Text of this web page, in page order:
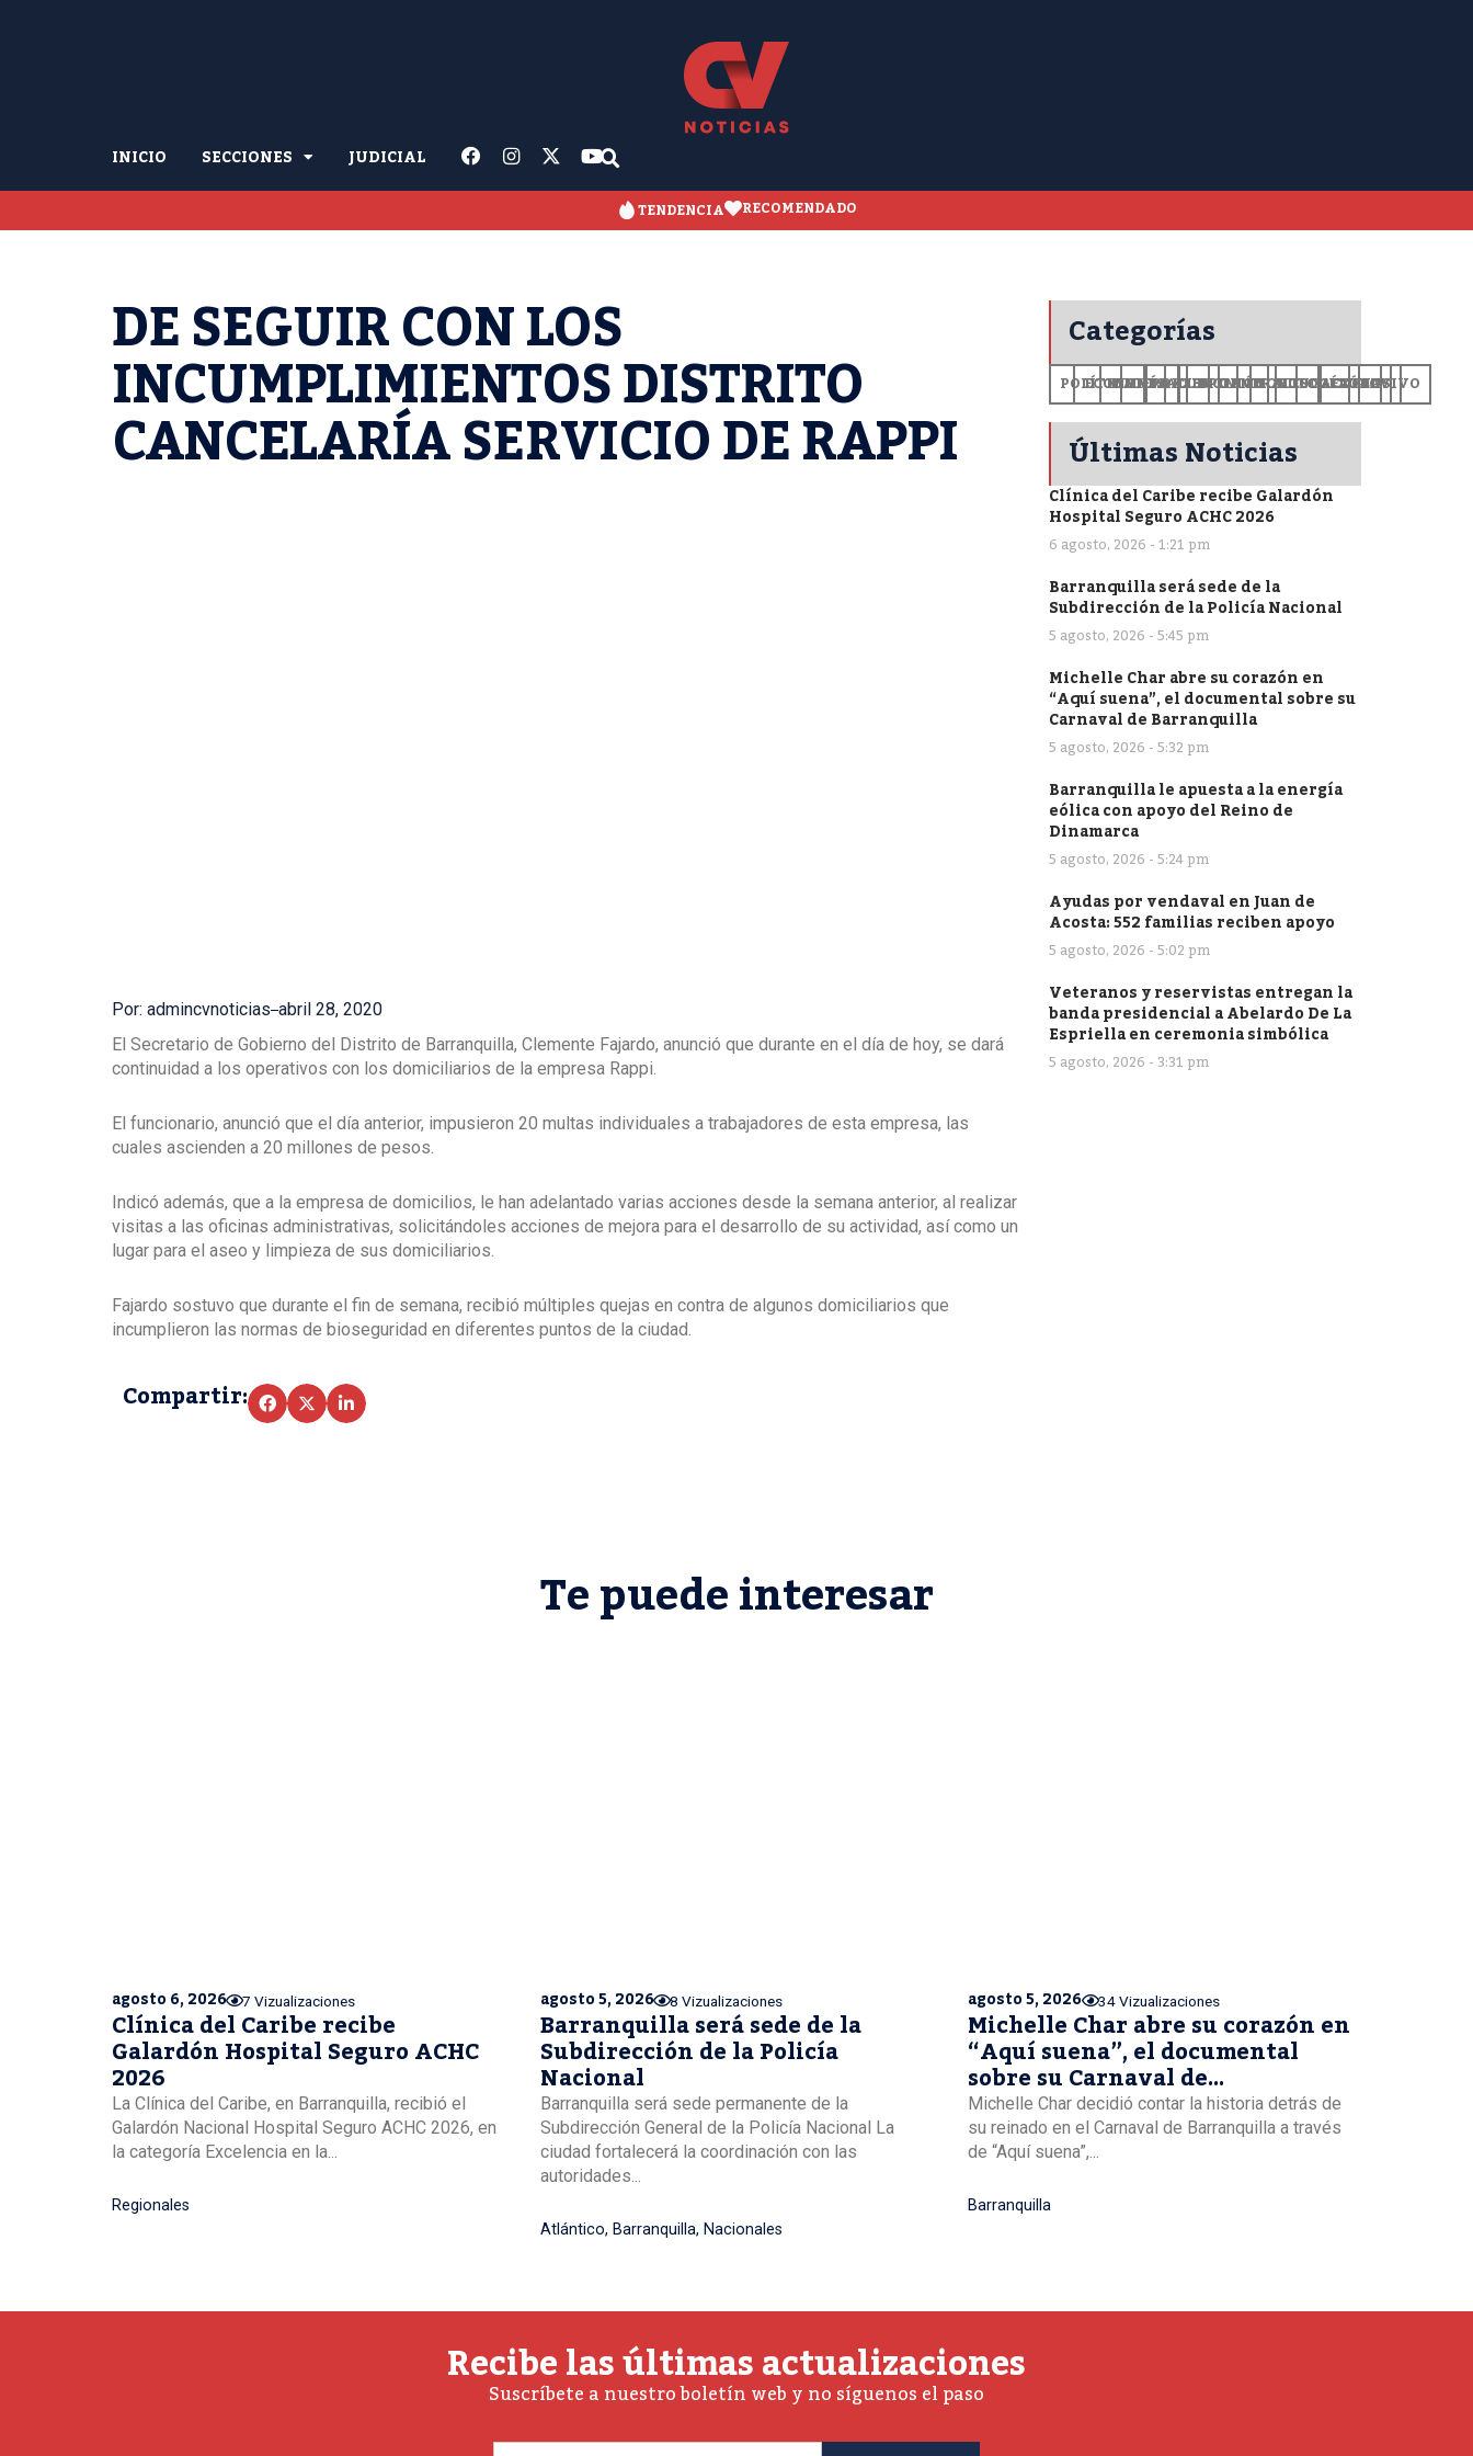
INICIO SECCIONES JUDICIAL
TENDENCIA RECOMENDADO
DE SEGUIR CON LOS
INCUMPLIMIENTOS DISTRITO
CANCELARÍA SERVICIO DE RAPPI
Por: admincvnoticias abril 28, 2020
El Secretario de Gobierno del Distrito de Barranquilla, Clemente Fajardo, anunció que durante en el día de hoy, se dará
continuidad a los operativos con los domiciliarios de la empresa Rappi.
El funcionario, anunció que el día anterior, impusieron 20 multas individuales a trabajadores de esta empresa, las
cuales ascienden a 20 millones de pesos.
Indicó además, que a la empresa de domicilios, le han adelantado varias acciones desde la semana anterior, al realizar
visitas a las oficinas administrativas, solicitándoles acciones de mejora para el desarrollo de su actividad, así como un
lugar para el aseo y limpieza de sus domiciliarios.
Fajardo sostuvo que durante el fin de semana, recibió múltiples quejas en contra de algunos domiciliarios que
incumplieron las normas de bioseguridad en diferentes puntos de la ciudad.
Compartir:
Categorías
POLÍTICA
ECONOMÍA
MUNDO
DEPORTES
SALUD
CIENCIA
OPINIÓN
GENERALES
TECNOLOGÍA
EDUCACIÓN
CULTURA
EXCLUSIVO
+CV
Últimas Noticias
Clínica del Caribe recibe Galardón
Hospital Seguro ACHC 2026
6 agosto, 2026 - 1:21 pm
Barranquilla será sede de la
Subdirección de la Policía Nacional
5 agosto, 2026 - 5:45 pm
Michelle Char abre su corazón en
“Aquí suena”, el documental sobre su
Carnaval de Barranquilla
5 agosto, 2026 - 5:32 pm
Barranquilla le apuesta a la energía
eólica con apoyo del Reino de
Dinamarca
5 agosto, 2026 - 5:24 pm
Ayudas por vendaval en Juan de
Acosta: 552 familias reciben apoyo
5 agosto, 2026 - 5:02 pm
Veteranos y reservistas entregan la
banda presidencial a Abelardo De La
Espriella en ceremonia simbólica
5 agosto, 2026 - 3:31 pm
Te puede interesar
agosto 6, 2026 7 Vizualizaciones
Clínica del Caribe recibe
Galardón Hospital Seguro ACHC
2026
La Clínica del Caribe, en Barranquilla, recibió el
Galardón Nacional Hospital Seguro ACHC 2026, en
la categoría Excelencia en la...
Regionales
agosto 5, 2026 8 Vizualizaciones
Barranquilla será sede de la
Subdirección de la Policía
Nacional
Barranquilla será sede permanente de la
Subdirección General de la Policía Nacional La
ciudad fortalecerá la coordinación con las
autoridades...
Atlántico, Barranquilla, Nacionales
agosto 5, 2026 34 Vizualizaciones
Michelle Char abre su corazón en
“Aquí suena”, el documental
sobre su Carnaval de
Barranquilla
Michelle Char decidió contar la historia detrás de
su reinado en el Carnaval de Barranquilla a través
de “Aquí suena”,...
Barranquilla
Recibe las últimas actualizaciones
Suscríbete a nuestro boletín web y no síguenos el paso